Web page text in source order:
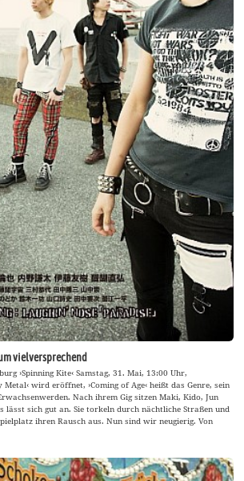
vielversprechend
›Spinning Kite‹ Samstag, 31. Mai, 13:00 Uhr,
wird eröffnet, ›Coming of Age‹ heißt das Genre, sein
Nach ihrem Gig sitzen Maki, Kido, Jun
lässt sich gut an. Sie torkeln durch nächtliche Straßen und
ihren Rausch aus. Nun sind wir neugierig. Von